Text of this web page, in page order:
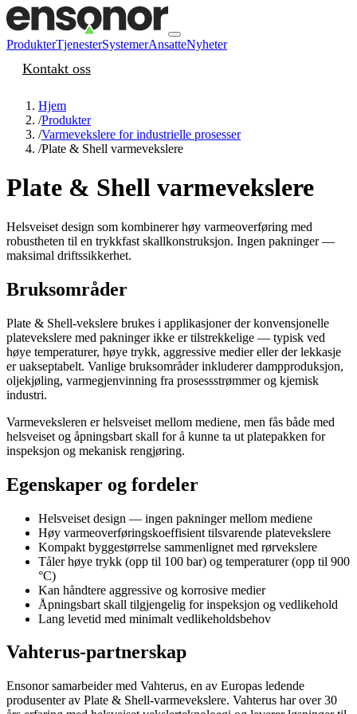
ProdukterTjenesterSystemerAnsatteNyheter
Kontakt oss
Hjem
/Produkter
/Varmevekslere for industrielle prosesser
/Plate & Shell varmevekslere
Plate & Shell varmevekslere
Helsveiset design som kombinerer høy varmeoverføring med
robustheten til en trykkfast skallkonstruksjon. Ingen pakninger —
maksimal driftssikkerhet.
Bruksområder
Plate & Shell-vekslere brukes i applikasjoner der konvensjonelle
platevekslere med pakninger ikke er tilstrekkelige — typisk ved
høye temperaturer, høye trykk, aggressive medier eller der lekkasje
er uakseptabelt. Vanlige bruksområder inkluderer dampproduksjon,
oljekjøling, varmegjenvinning fra prosessstrømmer og kjemisk
industri.
Varmeveksleren er helsveiset mellom mediene, men fås både med
helsveiset og åpningsbart skall for å kunne ta ut platepakken for
inspeksjon og mekanisk rengjøring.
Egenskaper og fordeler
Helsveiset design — ingen pakninger mellom mediene
Høy varmeoverføringskoeffisient tilsvarende platevekslere
Kompakt byggestørrelse sammenlignet med rørvekslere
Tåler høye trykk (opp til 100 bar) og temperaturer (opp til 900
°C)
Kan håndtere aggressive og korrosive medier
Åpningsbart skall tilgjengelig for inspeksjon og vedlikehold
Lang levetid med minimalt vedlikeholdsbehov
Vahterus-partnerskap
Ensonor samarbeider med Vahterus, en av Europas ledende
produsenter av Plate & Shell-varmevekslere. Vahterus har over 30